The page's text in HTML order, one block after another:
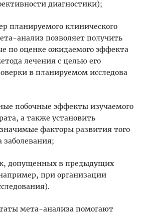
диагностики);
планируемого клинического
анализ позволяет получить
по оценке ожидаемого эффекта
лечения с целью его
в планируемом исследова
побочные эффекты изучаемого
а также установить
факторы развития того
заболевания;
допущенных в предыдущих
при организации
мета-анализа помогают